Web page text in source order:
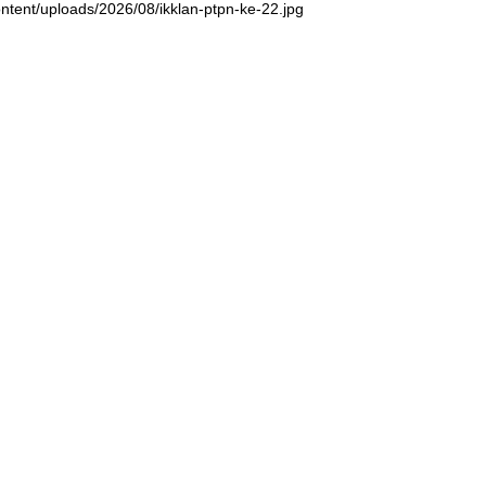
uploads/2026/08/ikklan-ptpn-ke-22.jpg